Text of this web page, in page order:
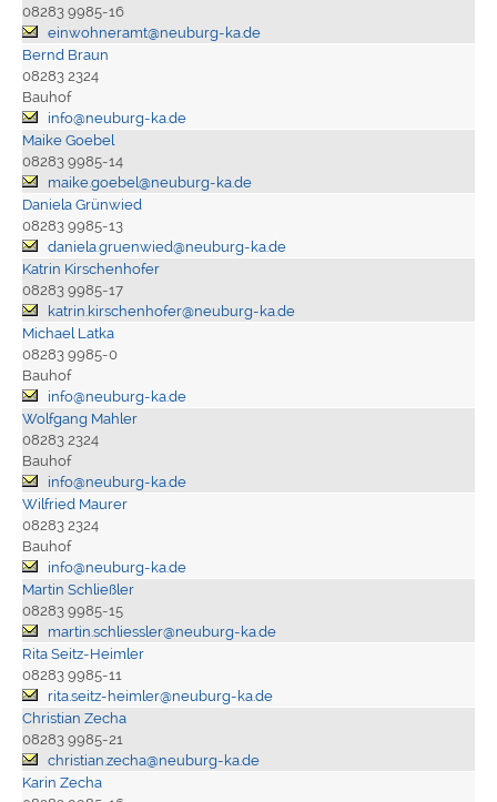
08283 9985-16
einwohneramt@neuburg-ka.de
Bernd Braun
08283 2324
Bauhof
info@neuburg-ka.de
Maike Goebel
08283 9985-14
maike.goebel@neuburg-ka.de
Daniela Grünwied
08283 9985-13
daniela.gruenwied@neuburg-ka.de
Katrin Kirschenhofer
08283 9985-17
katrin.kirschenhofer@neuburg-ka.de
Michael Latka
08283 9985-0
Bauhof
info@neuburg-ka.de
Wolfgang Mahler
08283 2324
Bauhof
info@neuburg-ka.de
Wilfried Maurer
08283 2324
Bauhof
info@neuburg-ka.de
Martin Schließler
08283 9985-15
martin.schliessler@neuburg-ka.de
Rita Seitz-Heimler
08283 9985-11
rita.seitz-heimler@neuburg-ka.de
Christian Zecha
08283 9985-21
christian.zecha@neuburg-ka.de
Karin Zecha